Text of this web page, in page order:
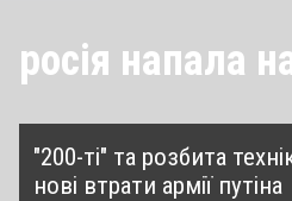
росія напала
"200-ті" та розбита
нові втрати армії путіна